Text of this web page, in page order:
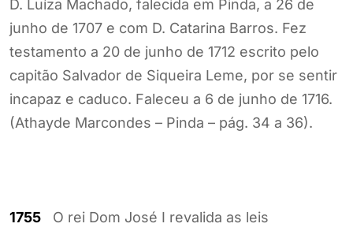
D. Luíza Machado, falecida em Pinda, a 26 de
junho de 1707 e com D. Catarina Barros. Fez
testamento a 20 de junho de 1712 escrito pelo
capitão Salvador de Siqueira Leme, por se sentir
incapaz e caduco. Faleceu a 6 de junho de 1716.
(Athayde Marcondes – Pinda – pág. 34 a 36).
1755 O rei Dom José I revalida as leis